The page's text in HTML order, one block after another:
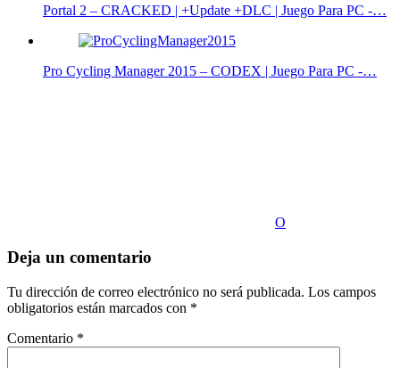
Portal 2 – CRACKED | +Update +DLC | Juego Para PC -…
Pro Cycling Manager 2015 – CODEX | Juego Para PC -…
O
Deja un comentario
Tu dirección de correo electrónico no será publicada. Los campos
obligatorios están marcados con *
Comentario *